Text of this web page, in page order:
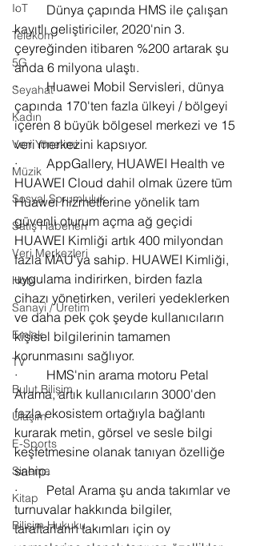
IoT
Telekom
5G
Seyahat
Kadın
Veri Yönetimi
Müzik
Sosyal Sorumluluk
Satış Haberleri
Veri Merkezleri
Hobi
Sanayi / Üretim
Emlak
TV
Bulut Bilişim
Ulaşım
E-Sports
Sinema
Kitap
Bilişim Hukuku
·         Dünya çapında HMS ile çalışan
kayıtlı geliştiriciler, 2020'nin 3.
çeyreğinden itibaren %200 artarak şu
anda 6 milyona ulaştı.
·         Huawei Mobil Servisleri, dünya
çapında 170'ten fazla ülkeyi / bölgeyi
içeren 8 büyük bölgesel merkezi ve 15
veri merkezini kapsıyor.
·         AppGallery, HUAWEI Health ve
HUAWEI Cloud dahil olmak üzere tüm
Huawei hizmetlerine yönelik tam
güvenli oturum açma ağ geçidi
HUAWEI Kimliği artık 400 milyondan
fazla MAU'ya sahip. HUAWEI Kimliği,
uygulama indirirken, birden fazla
cihazı yönetirken, verileri yedeklerken
ve daha pek çok şeyde kullanıcıların
kişisel bilgilerinin tamamen
korunmasını sağlıyor.
·         HMS'nin arama motoru Petal
Arama, artık kullanıcıların 3000'den
fazla ekosistem ortağıyla bağlantı
kurarak metin, görsel ve sesle bilgi
keşfetmesine olanak tanıyan özelliğe
sahip.
·         Petal Arama şu anda takımlar ve
turnuvalar hakkında bilgiler,
taraftarların takımları için oy